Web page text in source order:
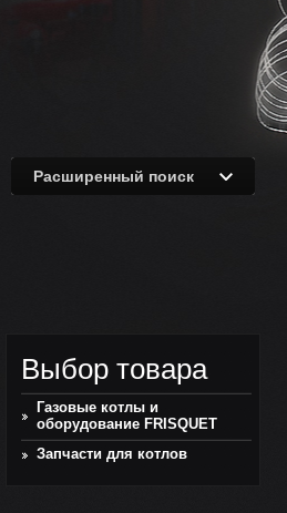
Расширенный поиск
Выбор товара
Газовые котлы и
оборудование FRISQUET
Запчасти для котлов